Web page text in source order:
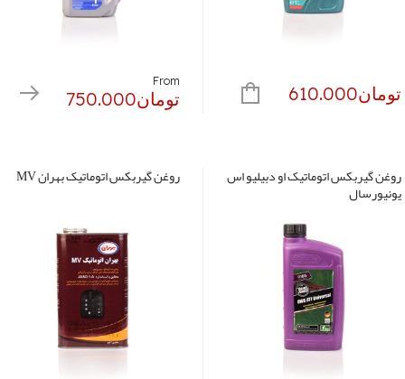
تومان610.000
From
تومان750.000
دارای
روغن گیربکس اتوماتیک او دبیلیو اس
یونیورسال
روغن گیربکس اتوماتیک بهران MV